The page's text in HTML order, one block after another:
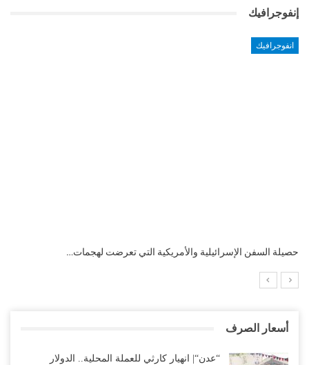
إنفوجرافيك
انفوجرافيك
التضخم السنوي لمنطقة اليورو.. “إنفوجرافيك“..!
أسعار الصرف
“عدن“| انهيار كارثي للعملة المحلية.. الدولار